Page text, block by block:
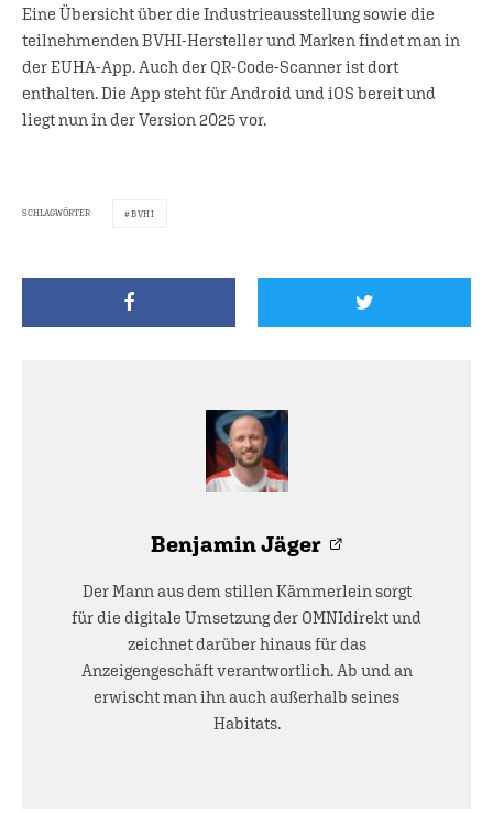
Eine Übersicht über die Industrieausstellung sowie die
teilnehmenden BVHI-Hersteller und Marken findet man in
der EUHA-App. Auch der QR-Code-Scanner ist dort
enthalten. Die App steht für Android und iOS bereit und
liegt nun in der Version 2025 vor.
SCHLAGWÖRTER BVHI
Benjamin Jäger
Der Mann aus dem stillen Kämmerlein sorgt
für die digitale Umsetzung der OMNIdirekt und
zeichnet darüber hinaus für das
Anzeigengeschäft verantwortlich. Ab und an
erwischt man ihn auch außerhalb seines
Habitats.